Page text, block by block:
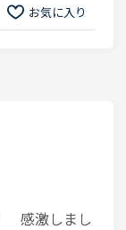
お気に入り
感激しまし